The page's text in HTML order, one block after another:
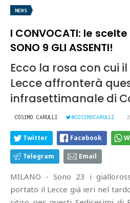
NEWS
I CONVOCATI: le
SONO 9 GLI ASSENTI!
Ecco la rosa con cui
Lecce affronterà
infrasettimanale di
COSIMO CARULLI @COSIMOCARULLI
Twitter Facebook
Telegram Email
MILANO - Sono 23 i
portato il Lecce già ieri nel